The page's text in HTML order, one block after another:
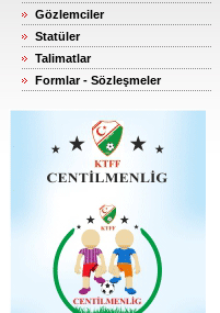
Gözlemciler
Statüler
Talimatlar
Formlar - Sözleşmeler